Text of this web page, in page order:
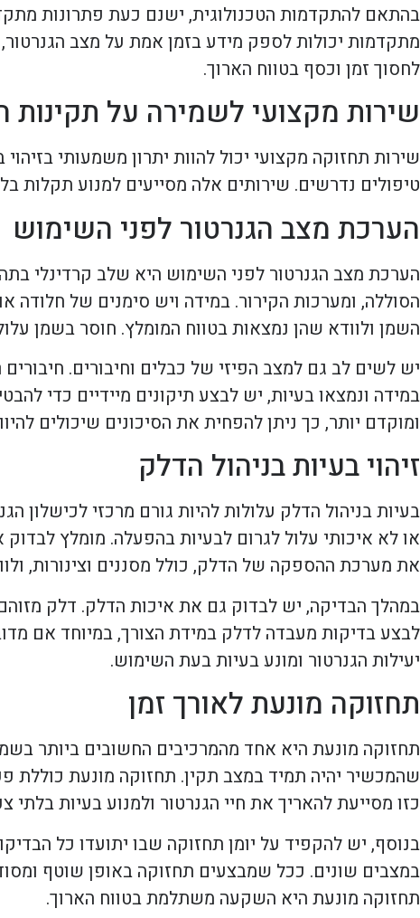
בהתאם להתקדמות הטכנולוגית, ישנם כעת פתרונות
מתקדמות יכולות לספק מידע בזמן אמת על מצב
לחסוך זמן וכסף בטווח הארוך.
שירות מקצועי לשמירה על תקינות
שירות תחזוקה מקצועי יכול להוות יתרון משמעותי
טיפולים נדרשים. שירותים אלה מסייעים למנוע תקלות
הערכת מצב הגנרטור לפני השימוש
הערכת מצב הגנרטור לפני השימוש היא שלב קרדינלי
הסוללה, ומערכות הקירור. במידה ויש סימנים של חלודה
השמן ולוודא שהן נמצאות בטווח המומלץ. חוסר בשמן
יש לשים לב גם למצב הפיזי של כבלים וחיבורים.
במידה ונמצאו בעיות, יש לבצע תיקונים מיידיים כדי
ומוקדם יותר, כך ניתן להפחית את הסיכונים שיכולים
זיהוי בעיות בניהול הדלק
בעיות בניהול הדלק עלולות להיות גורם מרכזי
או לא איכותי עלול לגרום לבעיות בהפעלה. מומלץ
את מערכת ההספקה של הדלק, כולל מסננים וצינורות,
במהלך הבדיקה, יש לבדוק גם את איכות הדלק. דלק
לבצע בדיקות מעבדה לדלק במידת הצורך, במיוחד אם
יעילות הגנרטור ומונע בעיות בעת השימוש.
תחזוקה מונעת לאורך זמן
תחזוקה מונעת היא אחד מהמרכיבים החשובים ביותר
שהמכשיר יהיה תמיד במצב תקין. תחזוקה מונעת כוללת
כזו מסייעת להאריך את חיי הגנרטור ולמנוע בעיות בלתי
בנוסף, יש להקפיד על יומן תחזוקה שבו יתועדו כל
במצבים שונים. ככל שמבצעים תחזוקה באופן שוטף
תחזוקה מונעת היא השקעה משתלמת בטווח הארוך.